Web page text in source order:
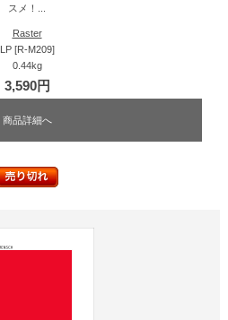
スメ！...
Raster
LP [R-M209]
0.44kg
3,590円
商品詳細へ